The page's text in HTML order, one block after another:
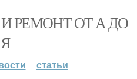
РЕМОНТ ОТ А ДО
Я
статьи